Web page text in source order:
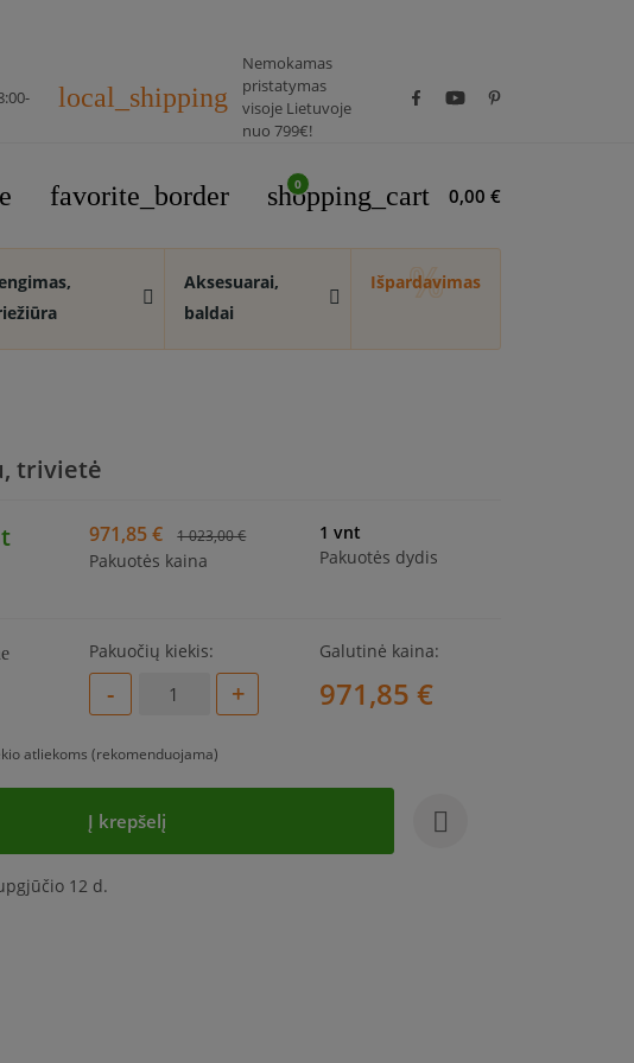
local_shipping
Nemokamas
pristatymas
visoje Lietuvoje
nuo 799€!
favorite_border shopping_cart
0 0,00 €
Aksesuarai,
baldai
Išpardavimas
trivietė
971,85 € 1 023,00 €
Pakuotės kaina
1 vnt
Pakuotės dydis
Pakuočių kiekis:
- +
atliekoms (rekomenduojama)
Galutinė kaina:
971,85 €
Į krepšelį
12 d.